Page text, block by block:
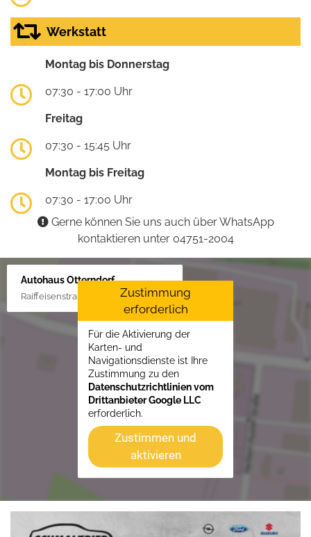
Werkstatt
Montag bis Donnerstag
07:30 - 17:00 Uhr
Freitag
07:30 - 15:45 Uhr
Montag bis Freitag
07:30 - 17:00 Uhr
Gerne können Sie uns auch über WhatsApp
kontaktieren unter 04751-2004
Autohaus Otterndorf
Raiffeisenstraße 1, 21762 Otterndorf
Zustimmung
erforderlich
Für die Aktivierung der
Karten- und
Navigationsdienste ist Ihre
Zustimmung zu den
Datenschutzrichtlinien vom
Drittanbieter Google LLC
erforderlich.
Zustimmen und
aktivieren